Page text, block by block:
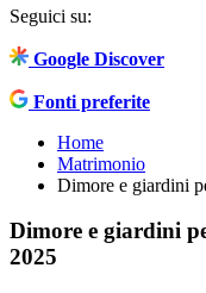
Seguici su:
Google Discover
Fonti preferite
Home
Matrimonio
Dimore e giardini
Dimore e giardini
2025